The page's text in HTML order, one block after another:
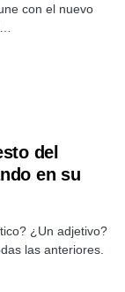
con el nuevo
del
en su
¿Un adjetivo?
las anteriores.